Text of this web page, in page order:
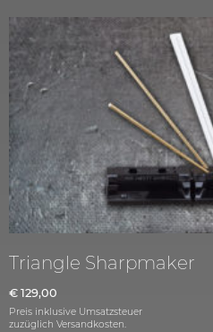
Triangle Sharpmaker
€ 129,00
Preis inklusive Umsatzsteuer
zuzüglich Versandkosten.